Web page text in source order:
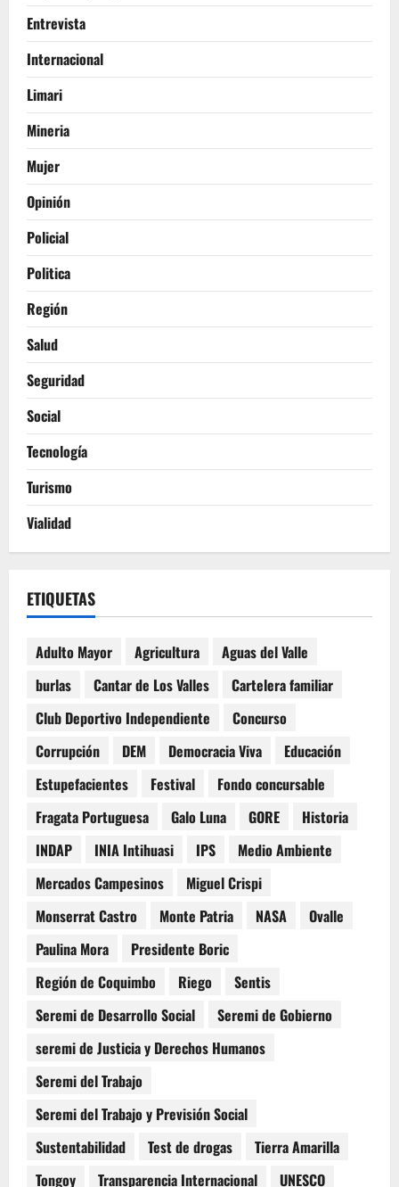
Entrevista
Internacional
Limari
Mineria
Mujer
Opinión
Policial
Politica
Región
Salud
Seguridad
Social
Tecnología
Turismo
Vialidad
ETIQUETAS
Adulto Mayor Agricultura
Aguas del Valle
burlas
Cantar de Los Valles
Cartelera familiar
Club Deportivo Independiente
Concurso
Corrupción
DEM Democracia Viva
Educación
Estupefacientes
Festival
Fondo concursable
Fragata Portuguesa
Galo Luna GORE
Historia
INDAP
INIA Intihuasi IPS
Medio Ambiente
Mercados Campesinos
Miguel Crispi
Monserrat Castro
Monte Patria NASA
Ovalle
Paulina Mora
Presidente Boric
Región de Coquimbo
Riego
Sentis
Seremi de Desarrollo Social
Seremi de Gobierno
seremi de Justicia y Derechos Humanos
Seremi del Trabajo
Seremi del Trabajo y Previsión Social
Sustentabilidad
Test de drogas
Tierra Amarilla
Tongoy
Transparencia Internacional UNESCO